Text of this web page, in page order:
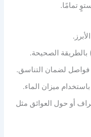
تمامًا.
بالطريقة الصحيحة.
فواصل لضمان التناسق.
ميزان الماء.
أو حول العوائق مثل